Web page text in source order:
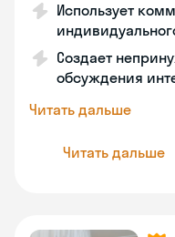
Использует
Создает
обсуждения
Читать дальше
Читать дальше